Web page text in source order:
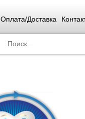
Оплата/Доставка